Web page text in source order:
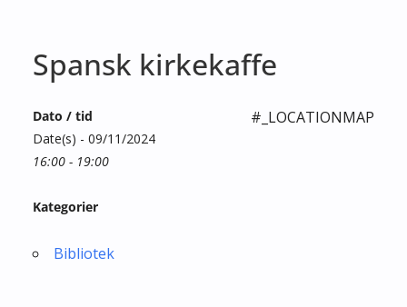
Spansk kirkekaffe
#_LOCATIONMAP
Dato / tid
Date(s) - 09/11/2024
16:00 - 19:00
Kategorier
Bibliotek